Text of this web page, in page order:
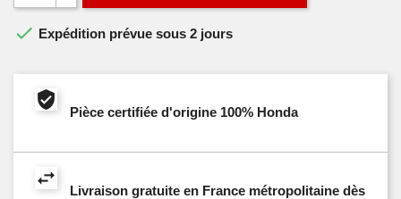
 Expédition prévue sous 2 jours
Pièce certifiée d'origine 100% Honda
Livraison gratuite en France métropolitaine dès